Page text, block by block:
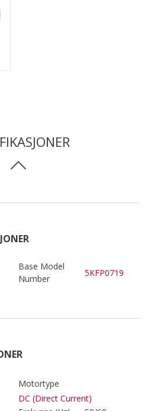
Base Model
Number
5KFP0719
Motortype
DC (Direct Current)